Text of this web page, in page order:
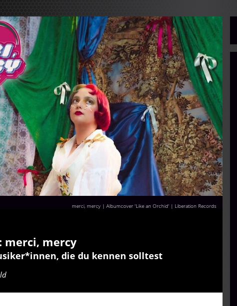
merci, mercy | Albumcover 'Like an Orchid' | Liberation Records
merci, mercy
die du kennen solltest